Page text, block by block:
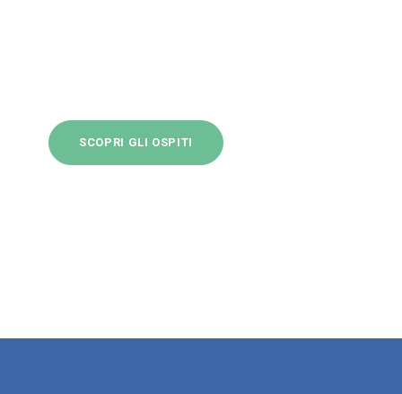
SCOPRI GLI OSPITI